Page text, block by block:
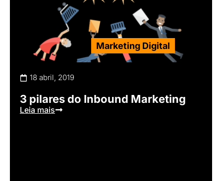
Marketing Digital
18 abril, 2019
3 pilares do Inbound Marketing
Leia mais